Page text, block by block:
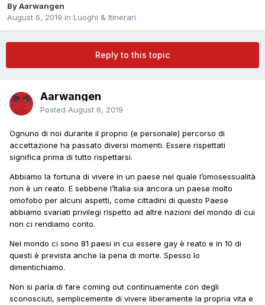
ByAarwangen
August 6, 2019 in Luoghi & Itinerari
Reply to this topic
Aarwangen
Posted August 6, 2019
Ognuno di noi durante il proprio (e personale) percorso di
accettazione ha passato diversi momenti. Essere rispettati
significa prima di tutto rispettarsi.
Abbiamo la fortuna di vivere in un paese nel quale l’omosessualità
non è un reato. E sebbene l’Italia sia ancora un paese molto
omofobo per alcuni aspetti, come cittadini di questo Paese
abbiamo svariati privilegi rispetto ad altre nazioni del mondo di cui
non ci rendiamo conto.
Nel mondo ci sono 81 paesi in cui essere gay è reato e in 10 di
questi è prevista anche la pena di morte. Spesso lo
dimentichiamo.
Non si parla di fare coming out continuamente con degli
sconosciuti, semplicemente di vivere liberamente la propria vita e